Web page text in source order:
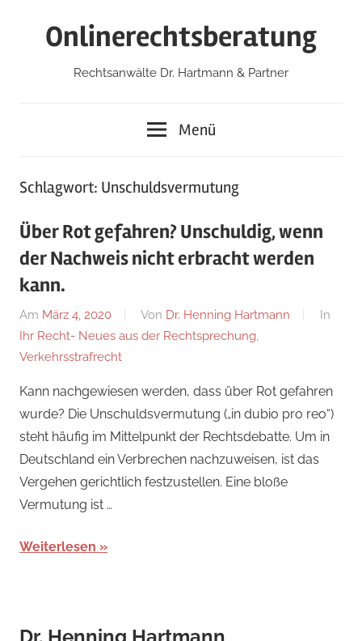
Onlinerechtsberatung
Rechtsanwälte Dr. Hartmann & Partner
Menü
Schlagwort: Unschuldsvermutung
Über Rot gefahren? Unschuldig, wenn
der Nachweis nicht erbracht werden
kann.
Am März 4, 2020 Von Dr. Henning Hartmann
In
Ihr Recht- Neues aus der Rechtsprechung,
Verkehrsstrafrecht
Kann nachgewiesen werden, dass über Rot gefahren
wurde? Die Unschuldsvermutung („in dubio pro reo“)
steht häufig im Mittelpunkt der Rechtsdebatte. Um in
Deutschland ein Verbrechen nachzuweisen, ist das
Vergehen gerichtlich festzustellen. Eine bloße
Vermutung ist …
Weiterlesen